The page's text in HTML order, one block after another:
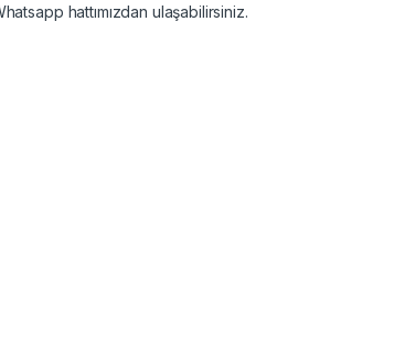
hattımızdan ulaşabilirsiniz.